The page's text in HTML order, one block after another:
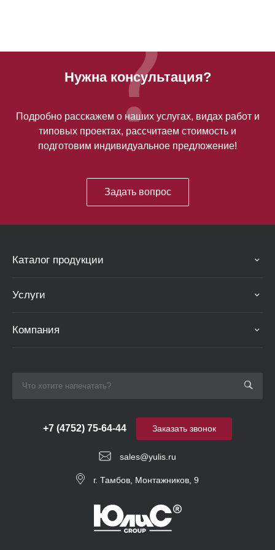
Нужна консультация?
Подробно расскажем о наших услугах, видах работ и
типовых проектах, рассчитаем стоимость и
подготовим индивидуальное предложение!
Задать вопрос
Каталог продукции
Услуги
Компания
sales@yulis.ru
+7 (4752) 75-64-44
г. Тамбов, Монтажников, 9
Заказать звонок